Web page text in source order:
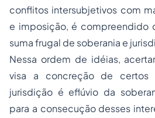
conflitos intersubjetivos com
e imposição, é compreendido
suma frugal de soberania e
Nessa ordem de idéias,
visa a concreção de
jurisdição é eflúvio da
para a consecução desses